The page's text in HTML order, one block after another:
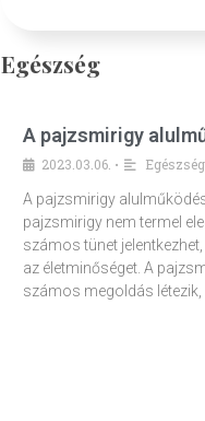
Egészség
A pajzsmirigy
2023.03.06. •
Egészség
A pajzsmirigy
pajzsmirigy nem termel
számos tünet
az életminőséget. A
számos megoldás létezik, …